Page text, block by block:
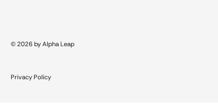
Privacy Policy
© 2026 by Alpha Leap